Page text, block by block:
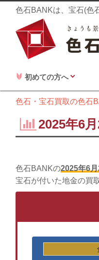
色石BANKは、宝石(色
初めての方へ
色石・宝石買取の色石
2025年6
色石BANKの2025年6
宝石が付いた地金の買